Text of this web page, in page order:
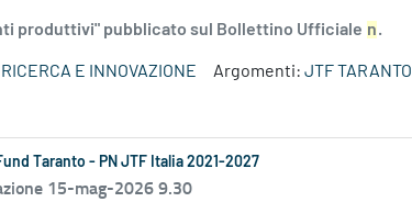
produttivi" pubblicato sul Bollettino Ufficiale n.
E INNOVAZIONE Argomenti: JTF TARANTO
Taranto - PN JTF Italia 2021-2027
15-mag-2026 9.30